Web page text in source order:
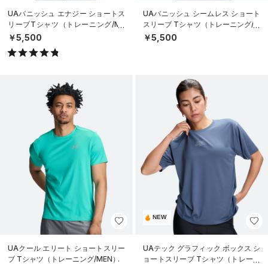
UAバニッシュ エナジー ショートス
リーブTシャツ（トレーニング/ME
N）
￥5,500
UAバニッシュ シームレス ショート
スリーブ Tシャツ（トレーニング/M
EN）
￥5,500
UAクール エリート ショートスリー
ブ Tシャツ（トレーニング/MEN）
NEW
UAテック グラフィック ボックス シ
ョートスリーブ Tシャツ（トレーニ